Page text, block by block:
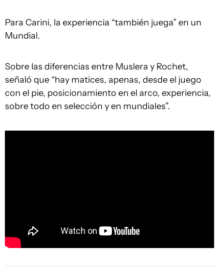
Para Carini, la experiencia “también juega” en un
Mundial.
Sobre las diferencias entre Muslera y Rochet,
señaló que “hay matices, apenas, desde el juego
con el pie, posicionamiento en el arco, experiencia,
sobre todo en selección y en mundiales”.